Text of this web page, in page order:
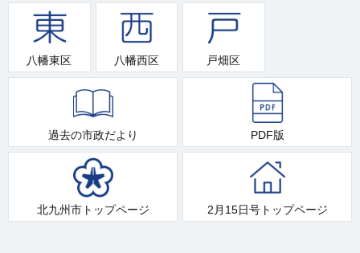
八幡東区 八幡西区 戸畑区
過去の市政だより PDF版
北九州市トップページ 2月15日号トップページ